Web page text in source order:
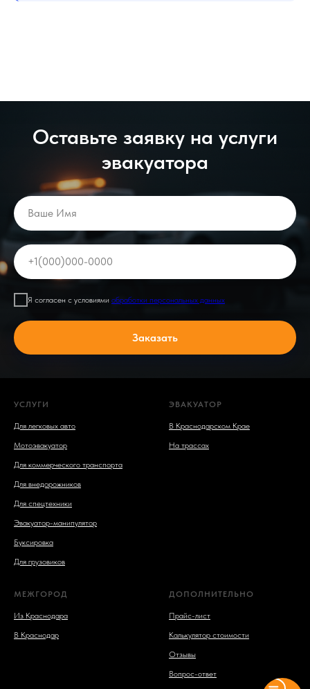
Оставьте заявку на услуги
эвакуатора
Ваше Имя
+1(000)000-0000
Я согласен с условиями обработки персональных данных
Заказать
УСЛУГИ
Для легковых авто
Мотоэвакуатор
Для коммерческого транспорта
Для внедорожников
Для спецтехники
Эвакуатор-манипулятор
Буксировка
Для грузовиков
ЭВАКУАТОР
В Краснодарском Крае
На трассах
МЕЖГОРОД
Из Краснодара
В Краснодар
ДОПОЛНИТЕЛЬНО
Прайс-лист
Калькулятор стоимости
Отзывы
Вопрос-ответ